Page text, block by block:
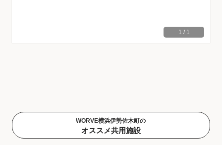
1 / 1
WORVE横浜伊勢佐木町の
オススメ共用施設